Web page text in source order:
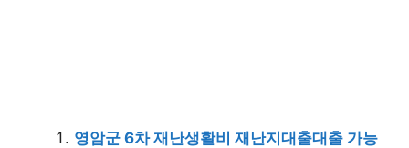
영암군 6차 재난생활비 재난지대출대출 가능